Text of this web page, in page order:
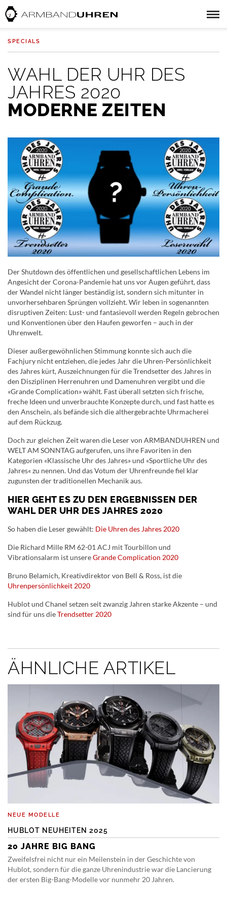
SPECIALS
WAHL DER UHR DES
JAHRES 2020
MODERNE ZEITEN
Der Shutdown des öffentlichen und gesellschaftlichen Lebens im
Angesicht der Corona-Pandemie hat uns vor Augen geführt, dass
der Wandel nicht länger beständig ist, sondern sich mitunter in
unvorhersehbaren Sprüngen vollzieht. Wir leben in sogenannten
disruptiven Zeiten: Lust- und fantasievoll werden Regeln gebrochen
und Konventionen über den Haufen geworfen – auch in der
Uhrenwelt.
Dieser außergewöhnlichen Stimmung konnte sich auch die
Fachjury nicht entziehen, die jedes Jahr die Uhren-Persönlichkeit
des Jahres kürt, Auszeichnungen für die Trendsetter des Jahres in
den Disziplinen Herrenuhren und Damenuhren vergibt und die
«Grande Complication» wählt. Fast überall setzten sich frische,
freche Ideen und unverbrauchte Konzepte durch, und fast hatte es
den Anschein, als befände sich die althergebrachte Uhrmacherei
auf dem Rückzug.
Doch zur gleichen Zeit waren die Leser von ARMBANDUHREN und
WELT AM SONNTAG aufgerufen, uns ihre Favoriten in den
Kategorien «Klassische Uhr des Jahres» und «Sportliche Uhr des
Jahres« zu nennen. Und das Votum der Uhrenfreunde fiel klar
zugunsten der traditionellen Mechanik aus.
HIER GEHT ES ZU DEN ERGEBNISSEN DER
WAHL DER UHR DES JAHRES 2020
So haben die Leser gewählt: Die Uhren des Jahres 2020
Die Richard Mille RM 62-01 ACJ mit Tourbillon und
Vibrationsalarm ist unsereGrande Complication 2020
Bruno Belamich, Kreativdirektor von Bell & Ross, ist die
Uhrenpersönlichkeit 2020
Hublot und Chanel setzen seit zwanzig Jahren starke Akzente – und
sind für uns dieTrendsetter 2020
ÄHNLICHE ARTIKEL
NEUE MODELLE
HUBLOT NEUHEITEN 2025
20 JAHRE BIG BANG
Zweifelsfrei nicht nur ein Meilenstein in der Geschichte von
Hublot, sondern für die ganze Uhrenindustrie war die Lancierung
der ersten Big-Bang-Modelle vor nunmehr 20 Jahren.